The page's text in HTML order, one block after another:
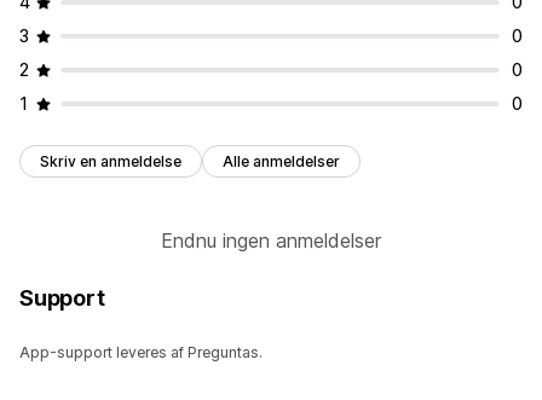
3
0
2
0
1
0
Skriv en anmeldelse Alle anmeldelser
Endnu ingen anmeldelser
Support
App-support leveres af Preguntas.